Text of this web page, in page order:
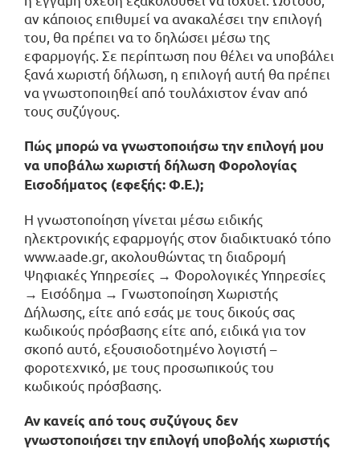
αν κάποιος επιθυμεί να ανακαλέσει την επιλογή
του, θα πρέπει να το δηλώσει μέσω της
εφαρμογής. Σε περίπτωση που θέλει να υποβάλει
ξανά χωριστή δήλωση, η επιλογή αυτή θα πρέπει
να γνωστοποιηθεί από τουλάχιστον έναν από
τους συζύγους.
Πώς μπορώ να γνωστοποιήσω την επιλογή μου
να υποβάλω χωριστή δήλωση Φορολογίας
Εισοδήματος (εφεξής: Φ.Ε.);
Η γνωστοποίηση γίνεται μέσω ειδικής
ηλεκτρονικής εφαρμογής στον διαδικτυακό τόπο
www.aade.gr, ακολουθώντας τη διαδρομή
Ψηφιακές Υπηρεσίες → Φορολογικές Υπηρεσίες
→ Εισόδημα → Γνωστοποίηση Χωριστής
Δήλωσης, είτε από εσάς με τους δικούς σας
κωδικούς πρόσβασης είτε από, ειδικά για τον
σκοπό αυτό, εξουσιοδοτημένο λογιστή –
φοροτεχνικό, με τους προσωπικούς του
κωδικούς πρόσβασης.
Αν κανείς από τους συζύγους δεν
γνωστοποιήσει την επιλογή υποβολής χωριστής